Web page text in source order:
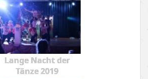
Lange Nacht der
Tänze 2019